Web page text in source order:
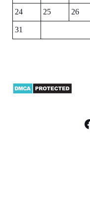
24
25 26
31